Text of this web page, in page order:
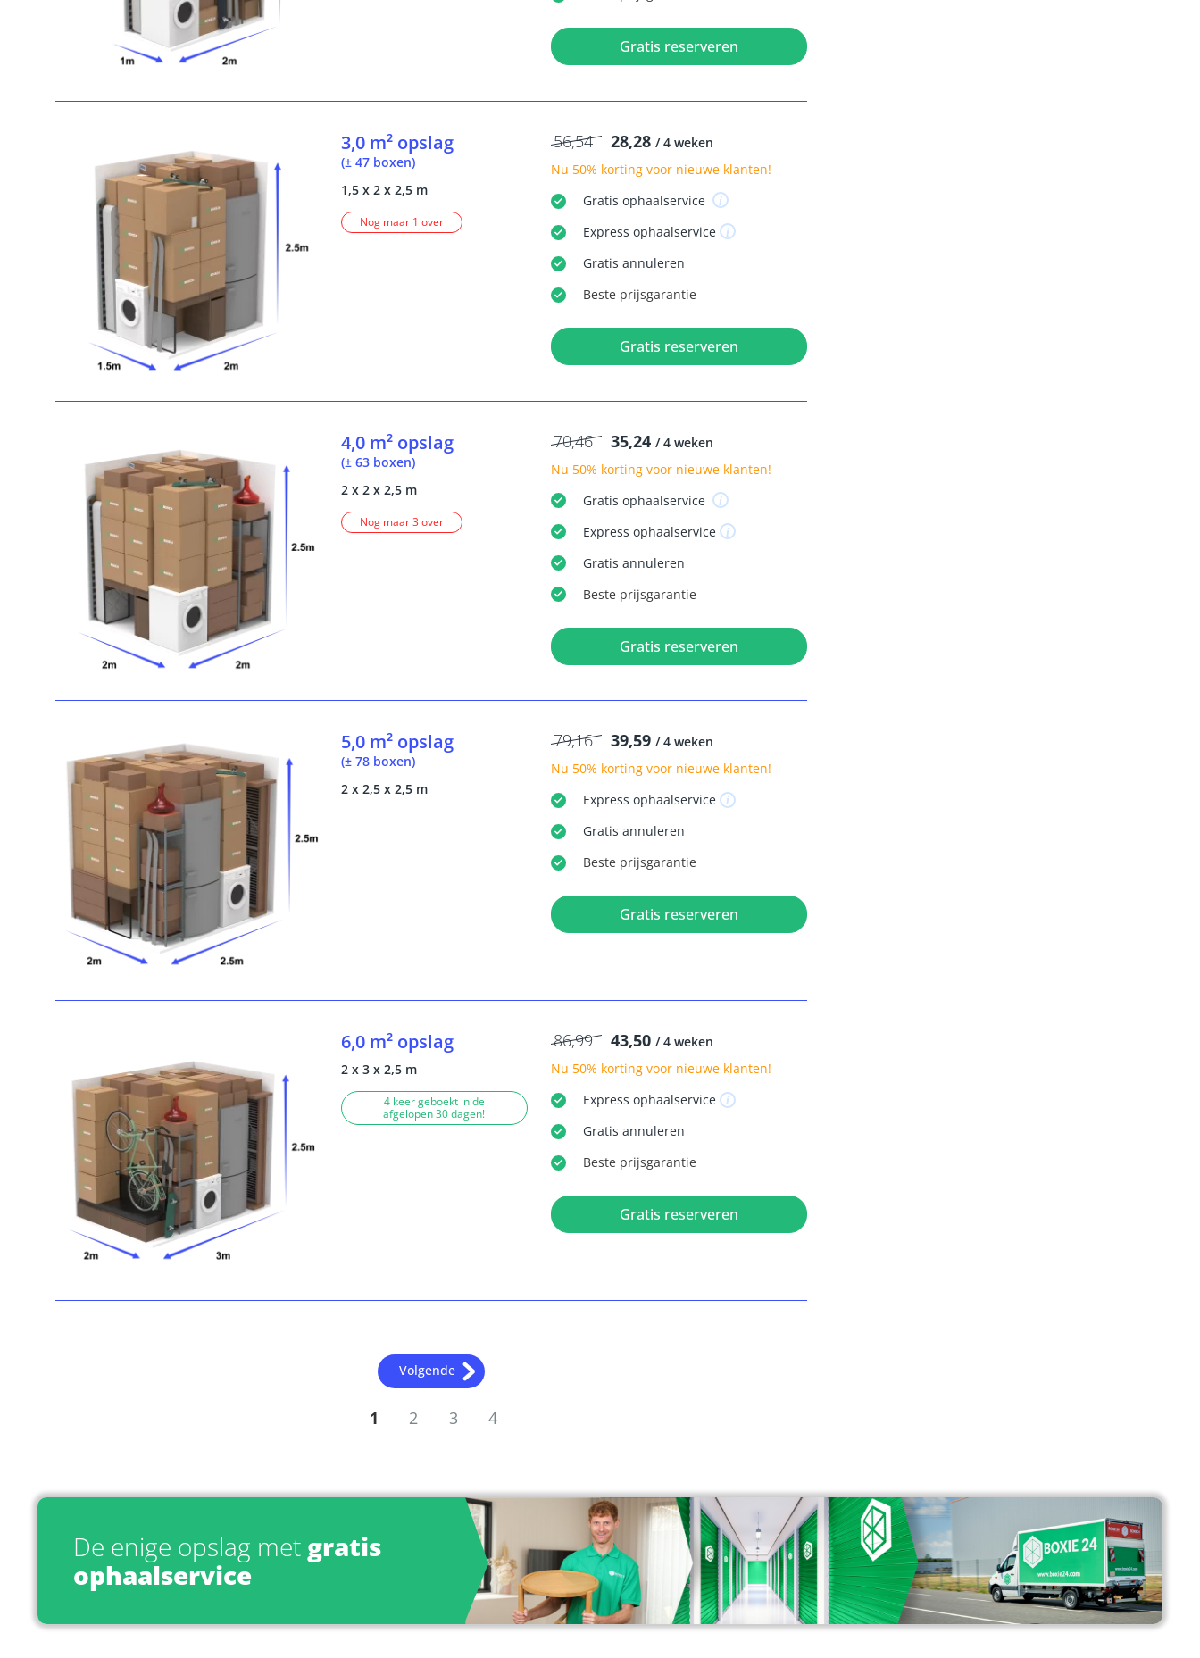
Gratis reserveren
3,0 m² opslag
(± 47 boxen)
1,5 x 2 x 2,5 m
Nog maar 1 over
56,54 28,28 / 4 weken
Nu 50% kortingvoor nieuwe klanten!
Gratis ophaalservice
Express ophaalservice
Gratis annuleren
Beste prijsgarantie
Gratis reserveren
4,0 m² opslag
(± 63 boxen)
2 x 2 x 2,5 m
Nog maar 3 over
70,46 35,24 / 4 weken
Nu 50% kortingvoor nieuwe klanten!
Gratis ophaalservice
Express ophaalservice
Gratis annuleren
Beste prijsgarantie
Gratis reserveren
5,0 m² opslag
(± 78 boxen)
2 x 2,5 x 2,5 m
79,16 39,59 / 4 weken
Nu 50% kortingvoor nieuwe klanten!
Express ophaalservice
Gratis annuleren
Beste prijsgarantie
Gratis reserveren
6,0 m² opslag
2 x 3 x 2,5 m
4 keer geboekt in de
afgelopen 30 dagen!
86,99 43,50 / 4 weken
Nu 50% kortingvoor nieuwe klanten!
Express ophaalservice
Gratis annuleren
Beste prijsgarantie
Gratis reserveren
Volgende
1 2 3 4
De enige opslag met gratis
ophaalservice